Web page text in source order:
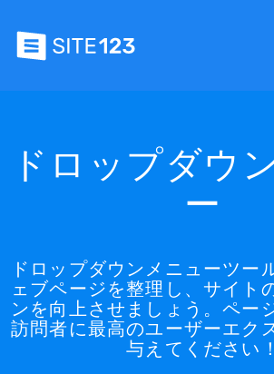
ドロップダウ
ー
ドロップダウンメニューツー
ェブページを整理し、サイト
ンを向上させましょう。ペー
訪問者に最高のユーザーエク
与えてください！